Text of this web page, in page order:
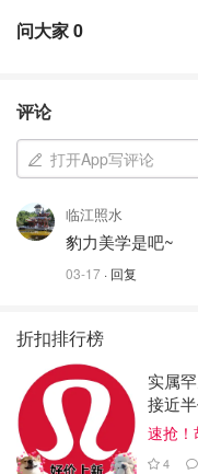
问大家0
评论
打开App写评论
临江照水
豹力美学是吧~
03-17 · 回复
折扣排行榜
实属
接近
速抢
4